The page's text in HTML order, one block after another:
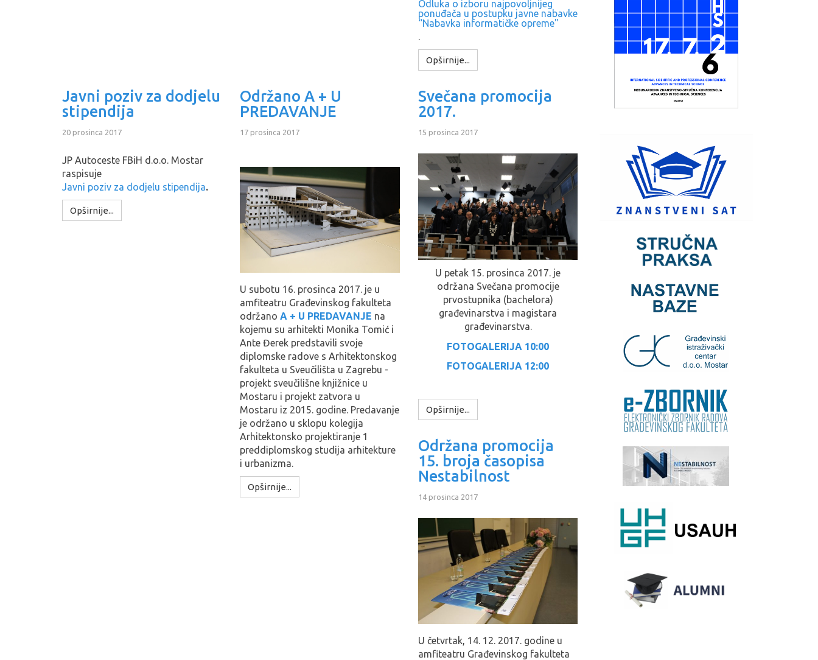
Odluka o izboru najpovoljnijeg
ponuđača u postupku javne nabavke
“Nabavka informatičke opreme"
Opširnije...
Javni poziv za dodjelu
stipendija
20 prosinca 2017
JP Autoceste FBiH d.o.o. Mostar
raspisuje
Javni poziv za dodjelu stipendija.
Opširnije...
Održano A + U
PREDAVANJE
17 prosinca 2017
U subotu 16. prosinca 2017. je u
amfiteatru Građevinskog fakulteta
održanoA + U PREDAVANJE na
kojemu su arhitekti Monika Tomić i
Ante Đerek predstavili svoje
diplomske radove s Arhitektonskog
fakulteta u Sveučilišta u Zagrebu -
projekt sveučilišne knjižnice u
Mostaru i projekt zatvora u
Mostaru iz 2015. godine. Predavanje
je održano u sklopu kolegija
Arhitektonsko projektiranje 1
preddiplomskog studija arhitekture
i urbanizma.
Opširnije...
Svečana promocija
2017.
15 prosinca 2017
U petak 15. prosinca 2017. je
održana Svečana promocije
prvostupnika (bachelora)
građevinarstva i magistara
građevinarstva.
FOTOGALERIJA 10:00
FOTOGALERIJA 12:00
Opširnije...
Održana promocija
15. broja časopisa
Nestabilnost
14 prosinca 2017
U četvrtak, 14. 12. 2017. godine u
amfiteatru Građevinskog fakulteta